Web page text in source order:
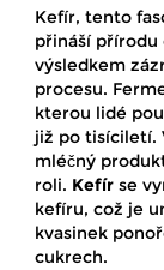
Kefír, tento
přináší přírodu
výsledkem
procesu.
kterou lidé
již po tisíciletí.
mléčný
roli. Kefír se
kefíru, což je
kvasinek
cukrech.